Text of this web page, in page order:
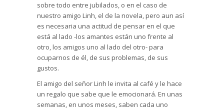
sobre todo entre jubilados, o en el caso de
nuestro amigo Linh, el de la novela, pero aun así
es necesaria una actitud de pensar en el que
está al lado -los amantes están uno frente al
otro, los amigos uno al lado del otro- para
ocuparnos de él, de sus problemas, de sus
gustos.
El amigo del señor Linh le invita al café y le hace
un regalo que sabe que le emocionará. En unas
semanas, en unos meses, saben cada uno